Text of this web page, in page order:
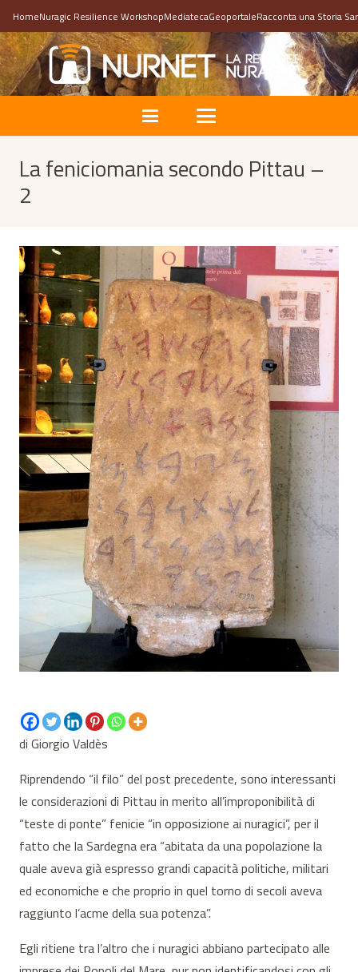
HomeNuragic Resilience WorkshopMediatecaGeoportaleRacconta una Storia
La feniciomania secondo Pittau –
2
di Giorgio Valdès
Riprendendo “il filo” del post precedente, sono interessanti
le considerazioni di Pittau in merito all’improponibilità di
“teste di ponte” fenicie “in opposizione ai nuragici”, per il
fatto che la Sardegna era “abitata da una popolazione la
quale aveva già espresso grandi capacità politiche, militari
ed economiche e che proprio in quel torno di secoli aveva
raggiunto l’acme della sua potenza”.
Egli ritiene tra l’altro che i nuragici abbiano partecipato alle